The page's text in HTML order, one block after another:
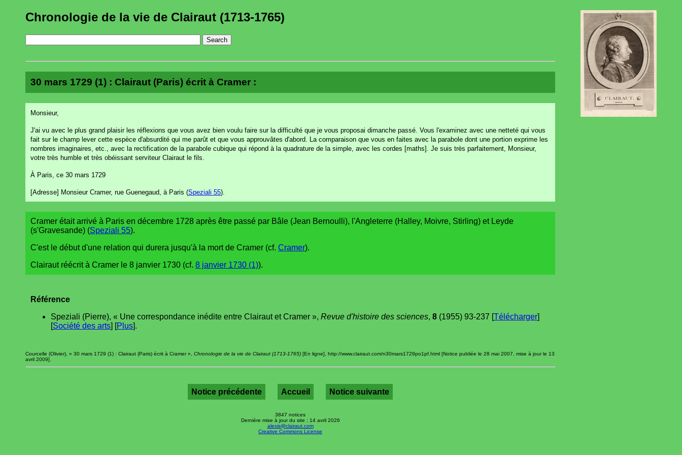
Chronologie de la vie de Clairaut (1713-1765)
30 mars 1729 (1) : Clairaut (Paris) écrit à Cramer :
Monsieur,
J'ai vu avec le plus grand plaisir les réflexions que vous avez bien voulu faire sur la difficulté que je vous proposai dimanche passé. Vous l'examinez avec une netteté qui vous
fait sur le champ lever cette espèce d'absurdité qui me parût et que vous approuvâtes d'abord. La comparaison que vous en faites avec la parabole dont une portion exprime les
nombres imaginaires, etc., avec la rectification de la parabole cubique qui répond à la quadrature de la simple, avec les cordes [maths]. Je suis très parfaitement, Monsieur,
votre très humble et très obéissant serviteur Clairaut le fils.
À Paris, ce 30 mars 1729
[Adresse] Monsieur Cramer, rue Guenegaud, à Paris (Speziali 55).
Cramer était arrivé à Paris en décembre 1728 après être passé par Bâle (Jean Bernoulli), l'Angleterre (Halley, Moivre, Stirling) et Leyde
(s'Gravesande) (Speziali 55).
C'est le début d'une relation qui durera jusqu'à la mort de Cramer (cf. Cramer).
Clairaut réécrit à Cramer le 8 janvier 1730 (cf. 8 janvier 1730 (1)).
Référence
Speziali (Pierre), « Une correspondance inédite entre Clairaut et Cramer », Revue d'histoire des sciences, 8 (1955) 93-237 [Télécharger]
[Société des arts] [Plus].
Courcelle (Olivier), « 30 mars 1729 (1) : Clairaut (Paris) écrit à Cramer », Chronologie de la vie de Clairaut (1713-1765) [En ligne], http://www.clairaut.com/n30mars1729po1pf.html [Notice publiée le 28 mai 2007, mise à jour le 13
avril 2009].
Notice précédente Accueil Notice suivante
3847 notices
Dernière mise à jour du site : 14 avril 2026
alexis@clairaut.com
Creative Commons License